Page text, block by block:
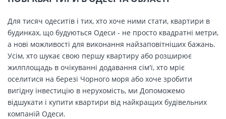
Для тисяч одеситів і тих, хто хоче ними стати, квартири в
будинках, що будуються Одеси - не просто квадратні метри,
а нові можливості для виконання найзаповітніших бажань.
Усім, хто шукає свою першу квартиру або розширює
жилплощадь в очікуванні додавання сім'ї, хто мріє
оселитися на березі Чорного моря або хоче зробити
вигідну інвестицію в нерухомість, ми Допоможемо
відшукати і купити квартири від найкращих будівельних
компаній Одеси.